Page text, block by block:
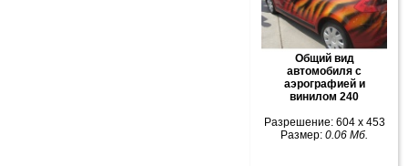
Общий вид
автомобиля с
аэрографией и
винилом 240
Разрешение: 604 x 453
Размер: 0.06 Мб.